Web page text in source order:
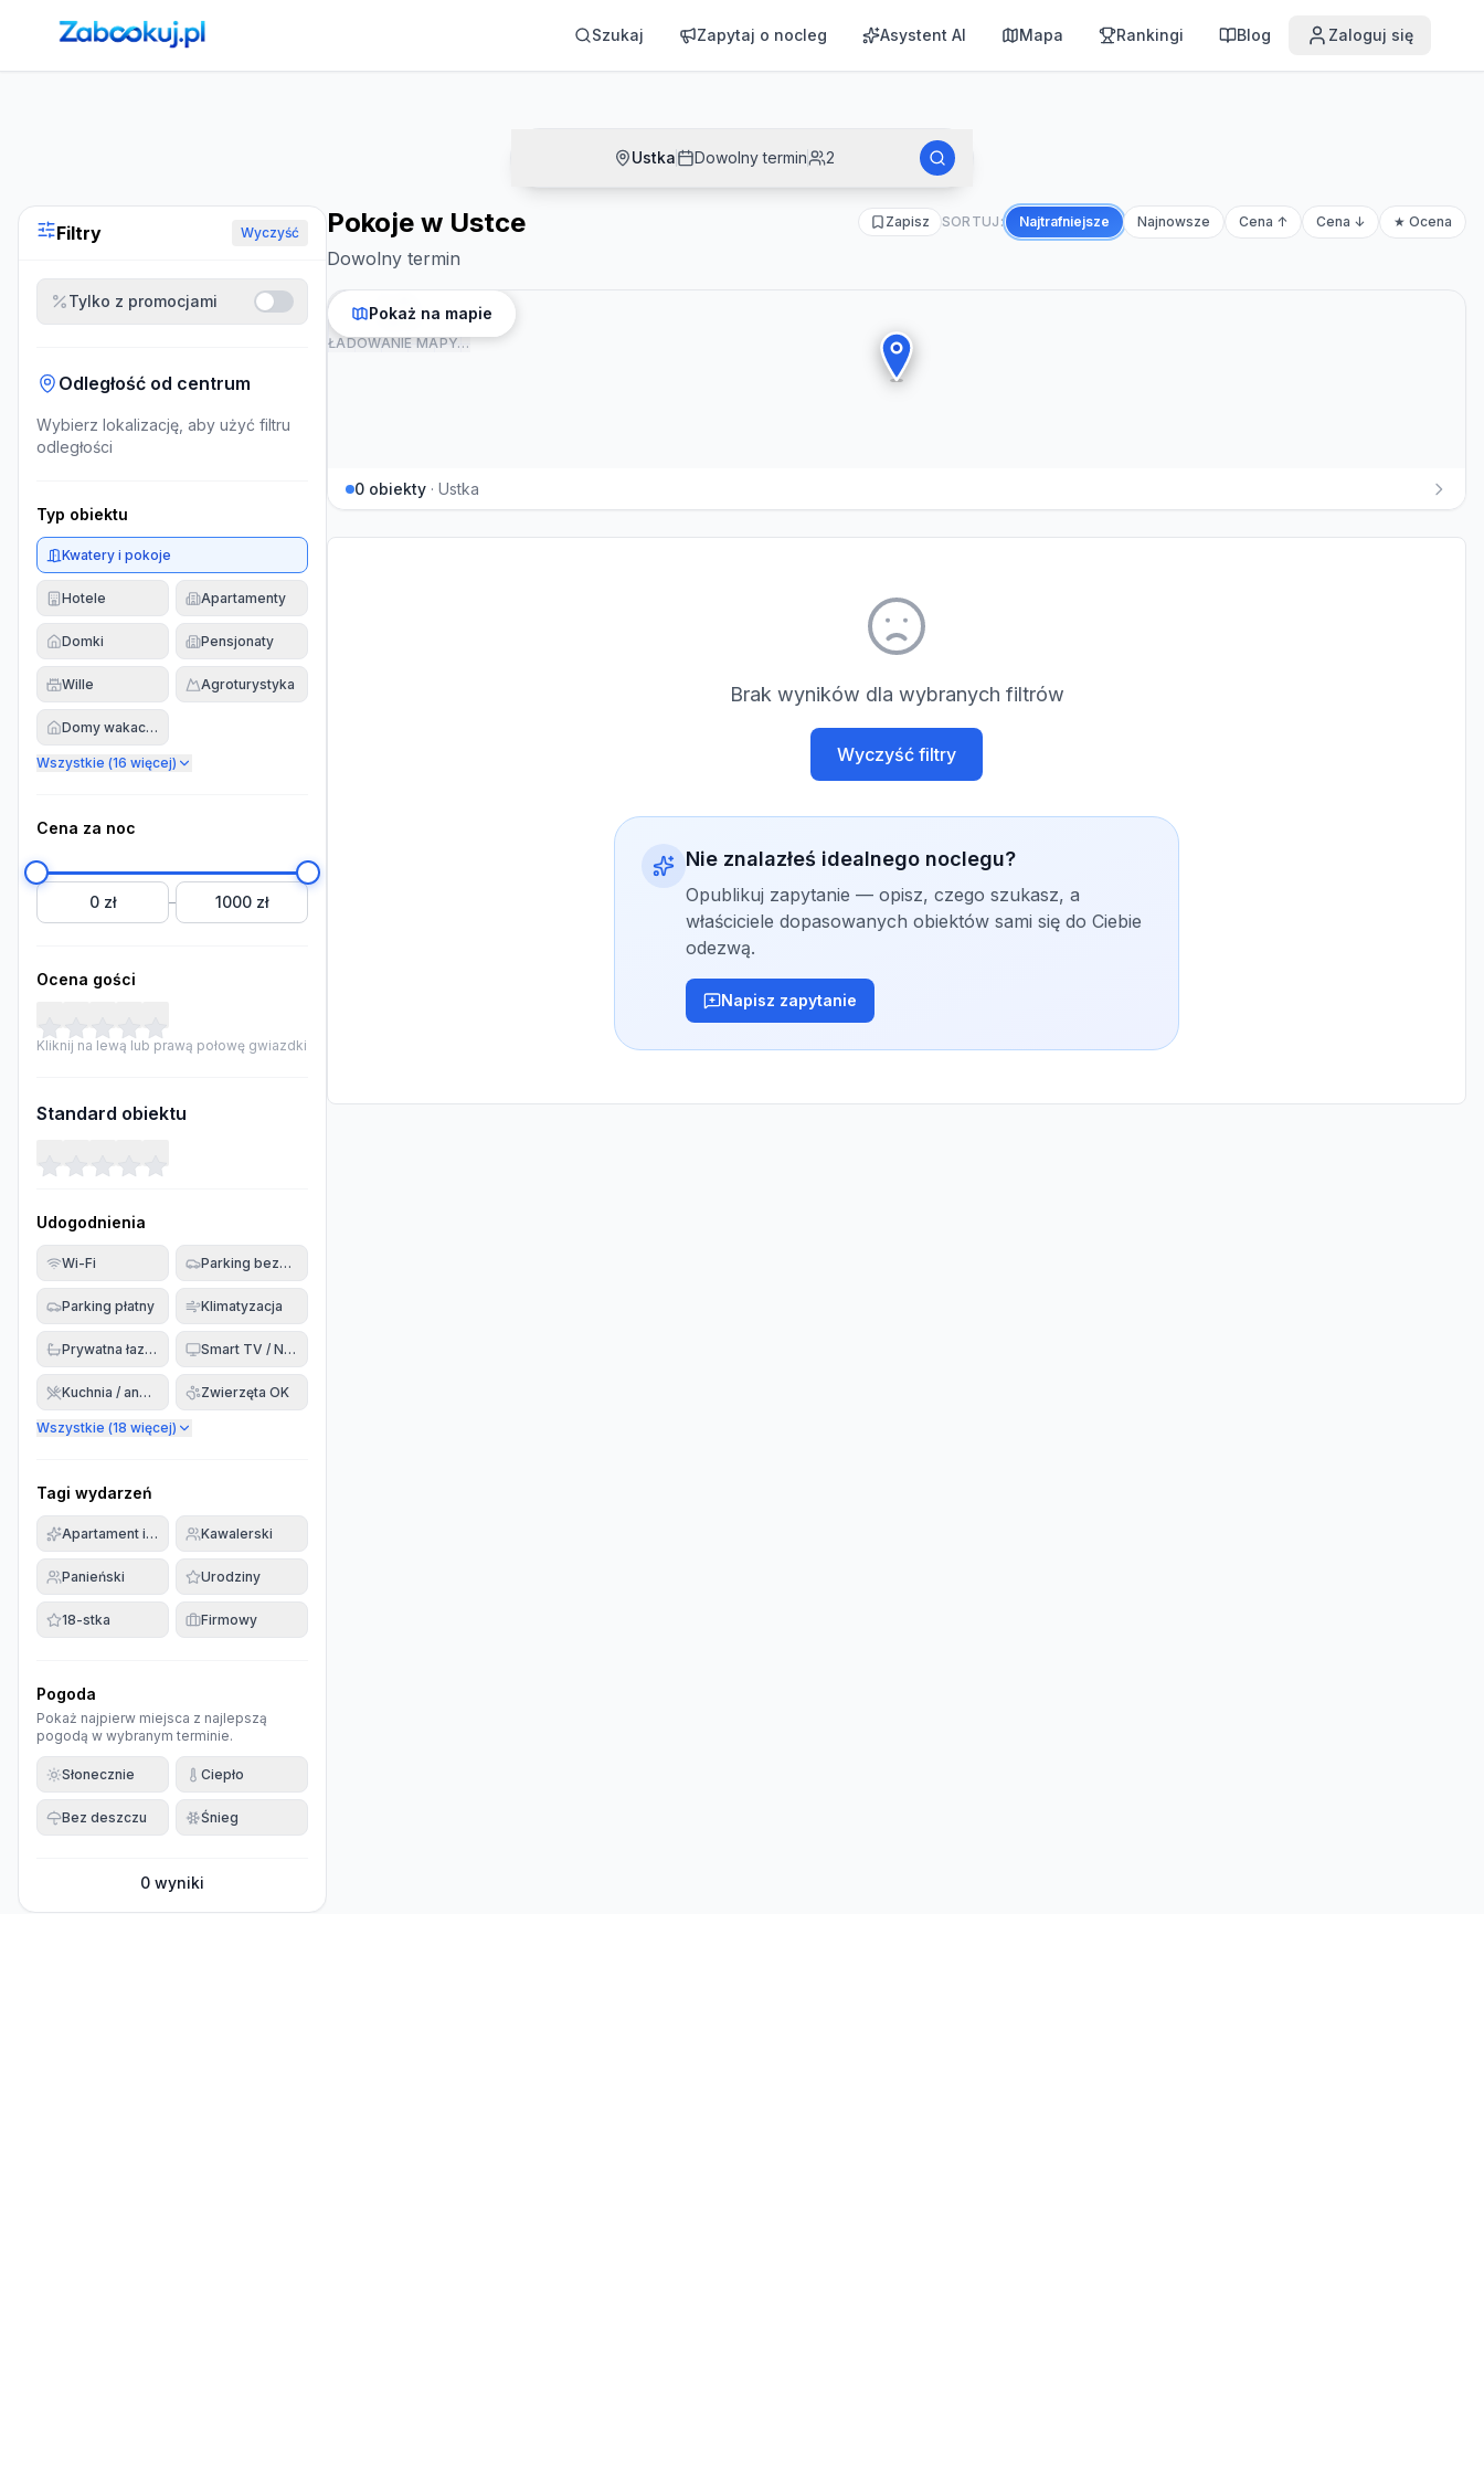
Strona główna ›Noclegi Szukaj Zapytaj o nocleg Asystent AI Mapa Rankingi Blog Zaloguj się
Ustka Dowolny termin 2
Filtry Wyczyść
Tylko z promocjami
Odległość od centrum
Wybierz lokalizację, aby użyć filtru
odległości
Typ obiektu
Kwatery i pokoje
Hotele Apartamenty
Domki Pensjonaty
Wille Agroturystyka
Domy wakacyjne
Wszystkie (16 więcej)
Cena za noc
0 zł – 1000 zł
Ocena gości
Kliknij na lewą lub prawą połowę gwiazdki
Standard obiektu
Udogodnienia
Wi-Fi Parking bezpłatny
Parking płatny Klimatyzacja
Prywatna łazienka Smart TV / Netflix
Kuchnia / aneks Zwierzęta OK
Wszystkie (18 więcej)
Tagi wydarzeń
Apartament imprezowyKawalerski
Panieński Urodziny
18-stka Firmowy
Pogoda
Pokaż najpierw miejsca z najlepszą
pogodą w wybranym terminie.
Słonecznie Ciepło
Bez deszczu Śnieg
0 wyniki
Pokoje w Ustce
Dowolny termin
Zapisz SORTUJ: Najtrafniejsze Najnowsze Cena ↑ Cena ↓ ★ Ocena
ŁADOWANIE MAPY…
Pokaż na mapie
0 obiekty · Ustka
Brak wyników dla wybranych filtrów
Wyczyść filtry
Nie znalazłeś idealnego noclegu?
Opublikuj zapytanie — opisz, czego szukasz, a
właściciele dopasowanych obiektów sami się do Ciebie
odezwą.
Napisz zapytanie